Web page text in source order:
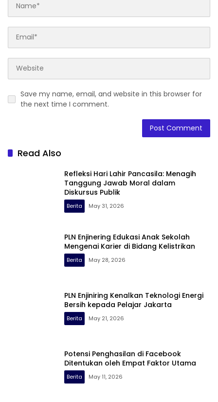
Save my name, email, and website in this browser for
the next time I comment.
Read Also
Refleksi Hari Lahir Pancasila: Menagih
Tanggung Jawab Moral dalam
Diskursus Publik
Berita May 31, 2026
PLN Enjinering Edukasi Anak Sekolah
Mengenai Karier di Bidang Kelistrikan
Berita May 28, 2026
PLN Enjiniring Kenalkan Teknologi Energi
Bersih kepada Pelajar Jakarta
Berita May 21, 2026
Potensi Penghasilan di Facebook
Ditentukan oleh Empat Faktor Utama
Berita May 11, 2026